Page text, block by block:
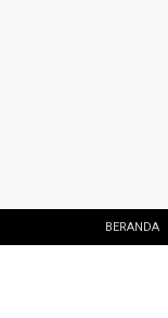
BERANDA